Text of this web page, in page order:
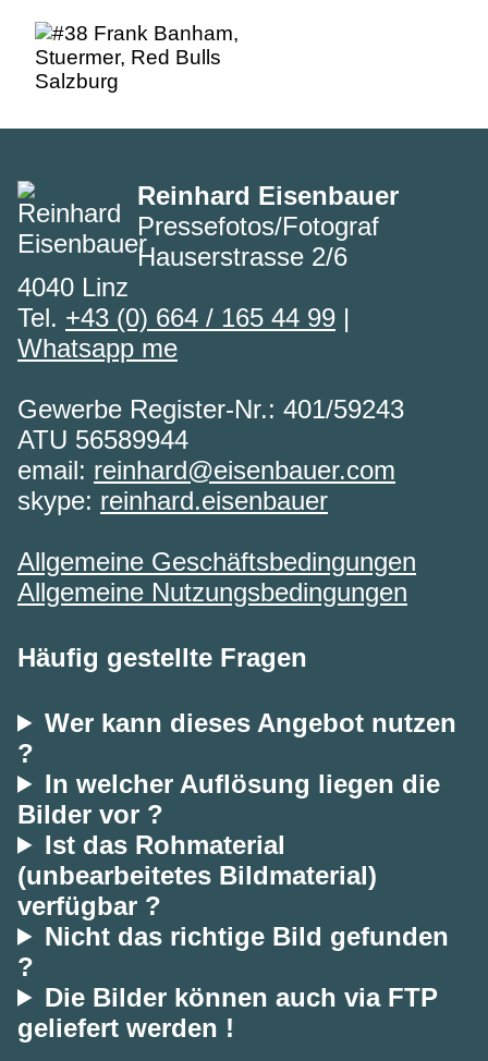
Reinhard Eisenbauer
Pressefotos/Fotograf
Hauserstrasse 2/6
4040 Linz
Tel. +43 (0) 664 / 165 44 99 |
Whatsapp me
Gewerbe Register-Nr.: 401/59243
ATU 56589944
email: reinhard@eisenbauer.com
skype: reinhard.eisenbauer
Allgemeine Geschäftsbedingungen
Allgemeine Nutzungsbedingungen
Häufig gestellte Fragen
Wer kann dieses Angebot nutzen
?
In welcher Auflösung liegen die
Bilder vor ?
Ist das Rohmaterial
(unbearbeitetes Bildmaterial)
verfügbar ?
Nicht das richtige Bild gefunden
?
Die Bilder können auch via FTP
geliefert werden !